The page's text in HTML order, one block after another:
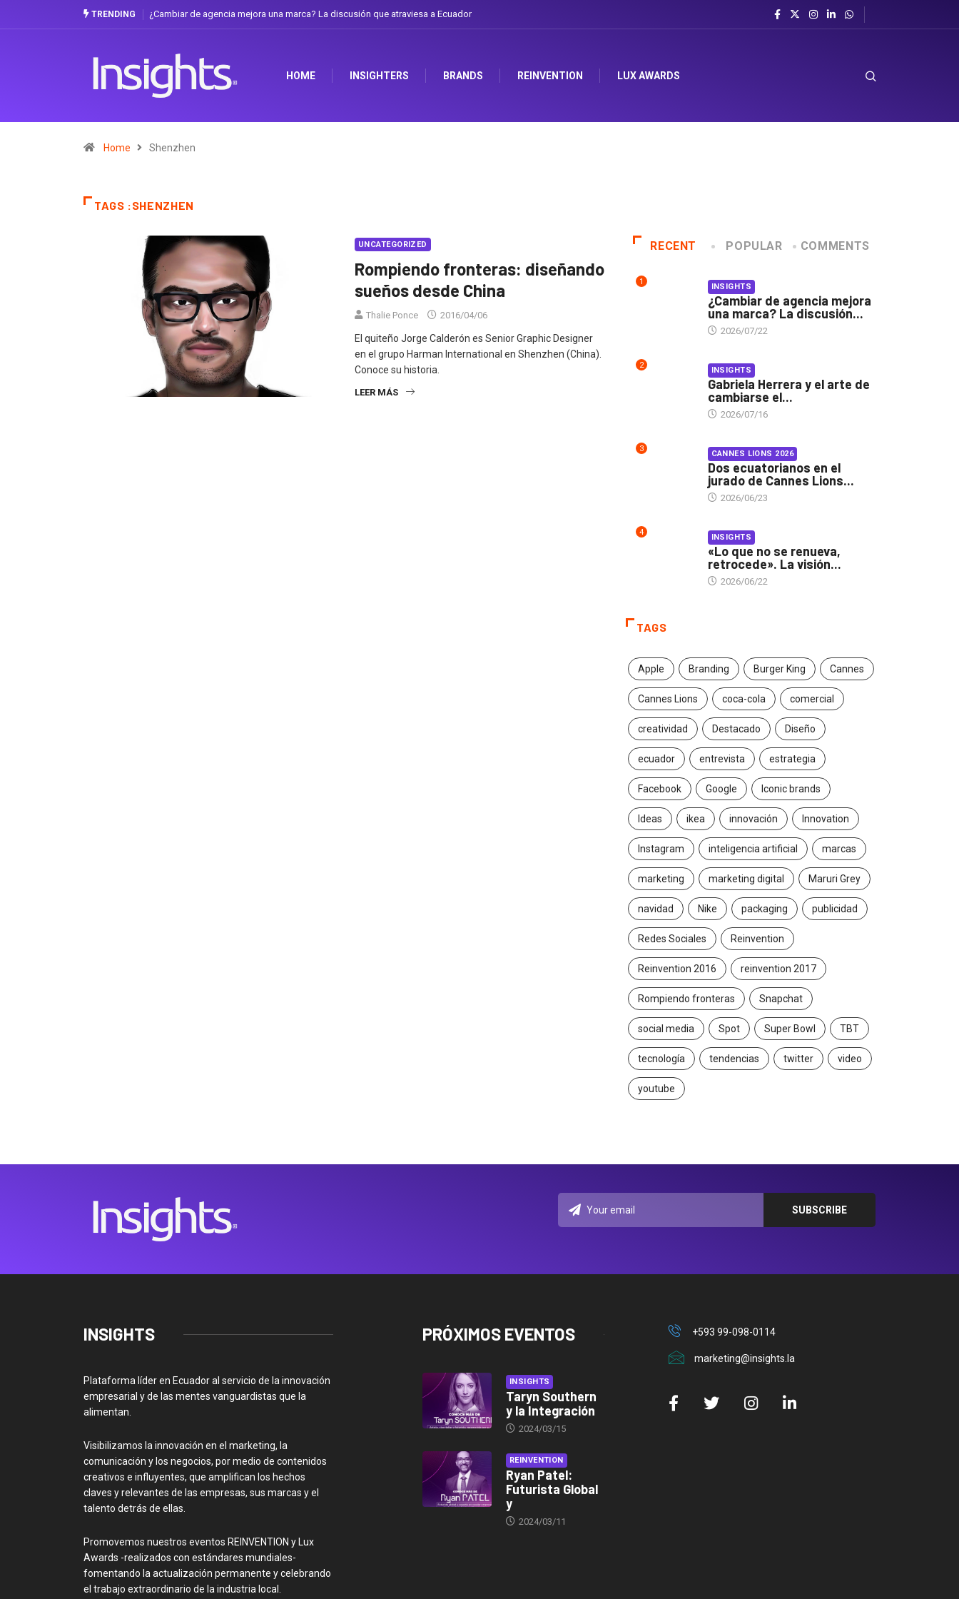
TRENDING ¿Cambiar de agencia mejora una marca? La discusión que atraviesa a Ecuador
HOME INSIGHTERS BRANDS REINVENTION LUX AWARDS
Home Shenzhen
TAGS :SHENZHEN
UNCATEGORIZED
Rompiendo fronteras: diseñando
sueños desde China
Thalie Ponce 2016/04/06
El quiteño Jorge Calderón es Senior Graphic Designer
en el grupo Harman International en Shenzhen (China).
Conoce su historia.
LEER MÁS
RECENT POPULAR COMMENTS
1 INSIGHTS
¿Cambiar de agencia mejora
una marca? La discusión...
2026/07/22
2 INSIGHTS
Gabriela Herrera y el arte de
cambiarse el...
2026/07/16
3 CANNES LIONS 2026
Dos ecuatorianos en el
jurado de Cannes Lions...
2026/06/23
4 INSIGHTS
«Lo que no se renueva,
retrocede». La visión...
2026/06/22
TAGS
Apple Branding Burger King Cannes
Cannes Lions coca-cola comercial
creatividad Destacado Diseño
ecuador entrevista estrategia
Facebook Google Iconic brands
Ideas ikea innovación Innovation
Instagram inteligencia artificial marcas
marketing marketing digital Maruri Grey
navidad Nike packaging publicidad
Redes Sociales Reinvention
Reinvention 2016 reinvention 2017
Rompiendo fronteras Snapchat
social media Spot Super Bowl TBT
tecnología tendencias twitter video
youtube
INSIGHTS
Plataforma líder en Ecuador al servicio de la innovación
empresarial y de las mentes vanguardistas que la
alimentan.
Visibilizamos la innovación en el marketing, la
comunicación y los negocios, por medio de contenidos
creativos e influyentes, que amplifican los hechos
claves y relevantes de las empresas, sus marcas y el
talento detrás de ellas.
Promovemos nuestros eventos REINVENTION y Lux
Awards -realizados con estándares mundiales-
fomentando la actualización permanente y celebrando
el trabajo extraordinario de la industria local.
PRÓXIMOS EVENTOS
INSIGHTS
Taryn Southern
y la Integración
2024/03/15
REINVENTION
Ryan Patel:
Futurista Global
y
2024/03/11
+593 99-098-0114
marketing@insights.la